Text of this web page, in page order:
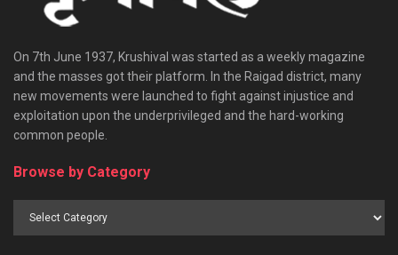
On 7th June 1937, Krushival was started as a weekly magazine
and the masses got their platform. In the Raigad district, many
new movements were launched to fight against injustice and
exploitation upon the underprivileged and the hard-working
common people.
Browse by Category